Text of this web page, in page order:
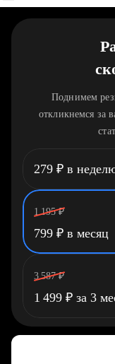
Поднимем
откликнемся за
279 ₽ в
1 195 ₽
799 ₽ в месяц
3 587 ₽
1 499 ₽ за 3